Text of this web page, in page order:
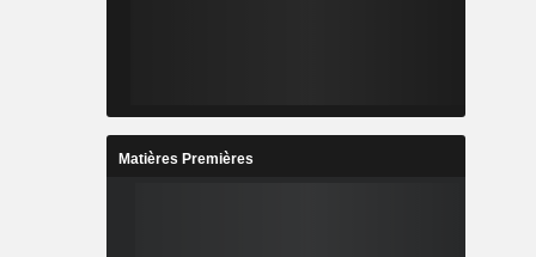
Matières Premières